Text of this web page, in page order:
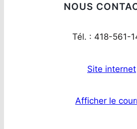
NOUS
Tél. : 418-561-
Site internet
Afficher le